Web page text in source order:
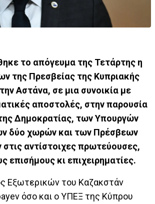
το απόγευμα της Τετάρτης η
της Πρεσβείας της Κυπριακής
Αστάνα, σε μια συνοικία με
αποστολές, στην παρουσία
Δημοκρατίας, των Υπουργών
δύο χωρών και των Πρέσβεων
αντίστοιχες πρωτεύουσες,
επισήμους κι επιχειρηματίες.
Εξωτερικών του Καζακστάν
όσο και ο ΥΠΕΞ της Κύπρου